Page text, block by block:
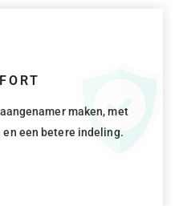
maken, met
een betere indeling.